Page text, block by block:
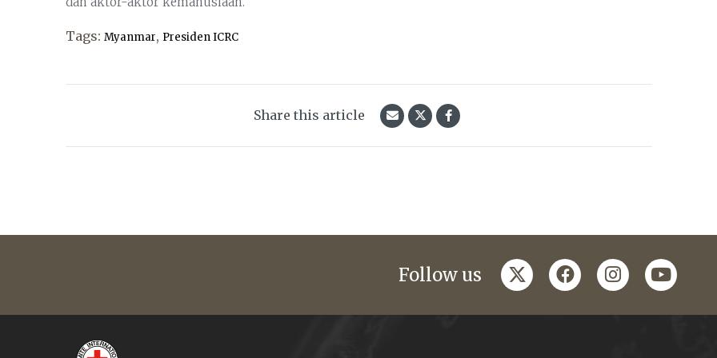
Tags: Myanmar, Presiden ICRC
Share this article
Follow us twitterfacebookinstagram